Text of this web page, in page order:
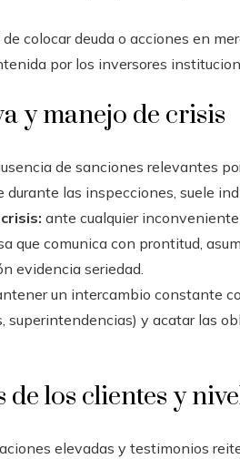
colocar deuda o acciones en
por los inversores
y manejo de crisis
de sanciones relevantes
las inspecciones, suele
ante cualquier
que comunica con prontitud,
evidencia seriedad.
un intercambio constante
superintendencias) y acatar las
los clientes y
elevadas y testimonios